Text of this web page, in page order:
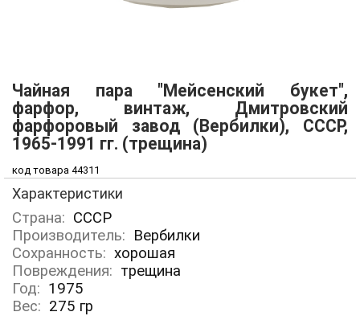
Чайная пара "Мейсенский букет",
фарфор, винтаж, Дмитровский
фарфоровый завод (Вербилки), СССР,
1965-1991 гг. (трещина)
код товара 44311
Характеристики
Страна: СССР
Производитель: Вербилки
Сохранность: хорошая
Повреждения: трещина
Год: 1975
Вес: 275 гр